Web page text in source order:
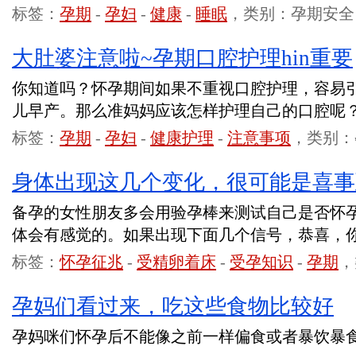
标签： 孕期 - 孕妇 - 健康 - 睡眠 ，类别：孕期安全
大肚婆注意啦~孕期口腔护理hin重要
你知道吗？怀孕期间如果不重视口腔护理，容易
儿早产。那么准妈妈应该怎样护理自己的口腔呢
标签： 孕期 - 孕妇 - 健康护理 - 注意事项 ，类别
身体出现这几个变化，很可能是喜
备孕的女性朋友多会用验孕棒来测试自己是否怀
体会有感觉的。如果出现下面几个信号，恭喜，
标签：怀孕征兆 - 受精卵着床 - 受孕知识 - 孕期
孕妈们看过来，吃这些食物比较好
孕妈咪们怀孕后不能像之前一样偏食或者暴饮暴